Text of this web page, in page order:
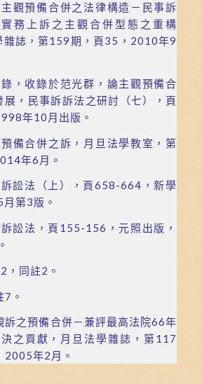
觀預備合併之法律構造－民事訴
務上訴之主觀合併型態之重構
雜誌，第159期，頁35，2010年9
，收錄於范光群，論主觀預備合
展，民事訴訴法之研討（七），頁
年10月出版。
備合併之訴，月旦法學教室，第
年6月。
訟法（上），頁658-664，新學
第3版。
訟法，頁155-156，元照出版，
，同註2。
。
訴之預備合併－兼評最高法院66年
之貢獻，月旦法學雜誌，第117
年2月。